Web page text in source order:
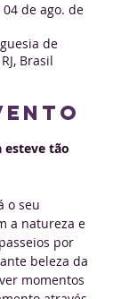
de ago. de
de
Brasil
esteve tão
o seu
a natureza e
por
beleza da
momentos